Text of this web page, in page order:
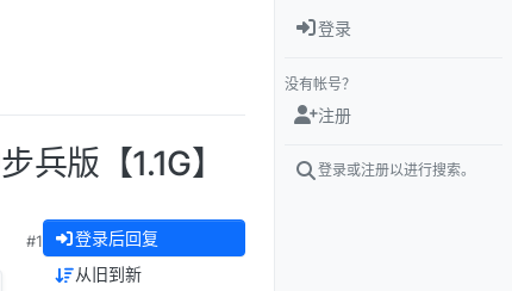
版【1.1G】
#1 登录后回复
从旧到新
登录
没有帐号？
注册
登录或注册以进行搜索。